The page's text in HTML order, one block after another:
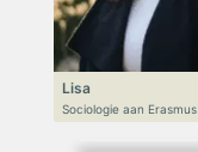
Lisa
Sociologie aan Erasmus